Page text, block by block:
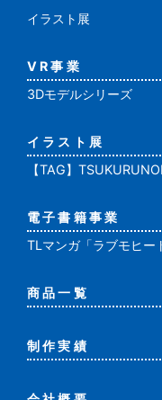
イラスト展
VR事業
3Dモデルシリーズ
イラスト展
【TAG】
電子書籍事業
TLマンガ「ラブモヒー
商品一覧
制作実績